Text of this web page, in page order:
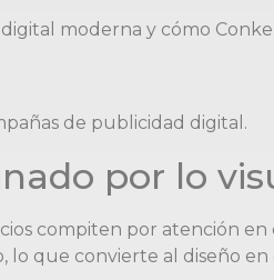
moderna y cómo
por lo
compiten por atención en
lo que convierte al diseño